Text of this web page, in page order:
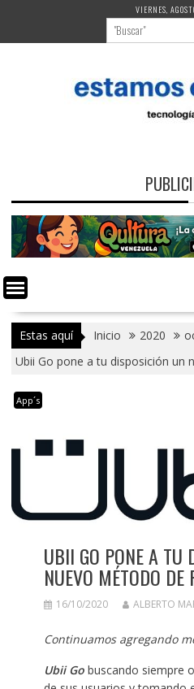
contenido
VIERNES,
Estas aquí Inicio 2020
Ubii Go pone a tu disposición un
App´s
UBII GO PONE A TU
NUEVO MÉTODO DE
16/10/2020 ALBERTO
Continuamos agregando
Ubii Gobuscando siempre